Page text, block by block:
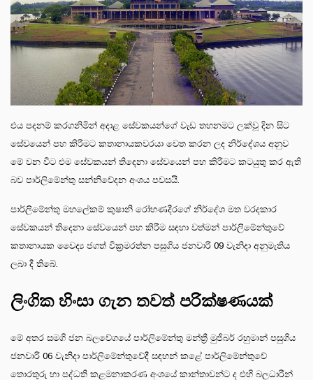
එය පදනම් කරගනිමින් අදාළ සේවකයන්ගේ වැඩ තහනමට ලක්වූ දින සිට
සේවයෙන් පහ කිරිමට කතානායකවරයා වෙත කරන ලද නිර්දේශය අනුව
මේ වන විට එම සේවකයන් තිදෙනා සේවයෙන් පහ කිරිමට කටයුතු කර ඇති
බව පාර්ලිමේන්තු සන්නිවේදන අංශය පවසයි.
පාර්ලිමේන්තු මහලේකම් කුෂානි රෝහණදීරගේ නිර්දේශ මත වරදකාර
සේවකයන් තිදෙන‍ා සේවයෙන් පහ කිරීම සඳහා වත්මන් පාර්ලිමේන්තුවේ
කතානායක වෛද්‍ය ජගත් වික්‍රමරත්න පසුගිය ජනවාරි 09 වැනිදා අනුමැතිය
ලබා දී තිබේ.
ලිංගික හිංසා ගැන තවත් පරික්ෂණයක්
මේ අතර සමගි ජන බලවේගයේ පාර්ලිමේන්තු මන්ත්‍රී මුජිබර් රහුමාන් පසුගිය
ජනවාරි 06 වැනිදා පාර්ලිමේන්තුවේදී සඳහන් කළේ පාර්ලිමේන්තුවේ
තොරතුරු හා පද්ධති කළමනාකරණ අංශයේ කාන්තාවන්ට ද එහි බලධාරීන්